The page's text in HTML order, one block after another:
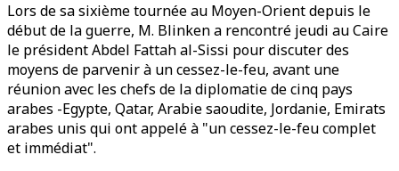
Lors de sa sixième tournée au Moyen-Orient depuis le
début de la guerre, M. Blinken a rencontré jeudi au Caire
le président Abdel Fattah al-Sissi pour discuter des
moyens de parvenir à un cessez-le-feu, avant une
réunion avec les chefs de la diplomatie de cinq pays
arabes -Egypte, Qatar, Arabie saoudite, Jordanie, Emirats
arabes unis qui ont appelé à "un cessez-le-feu complet
et immédiat".